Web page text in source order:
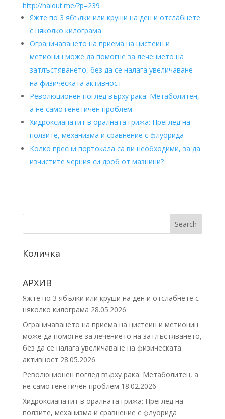
http://haidut.me/?p=239
Яжте по 3 ябълки или круши на ден и отслабнете
с няколко килограма
Ограничаването на приема на цистеин и
метионин може да помогне за лечението на
затлъстяването, без да се налага увеличаване
на физическата активност
Революционен поглед върху рака: Метаболитен,
а не само генетичен проблем
Хидроксиапатит в оралната грижа: Преглед на
ползите, механизма и сравнение с флуорида
Колко пресни портокала са ви необходими, за да
изчистите черния си дроб от мазнини?
Search
Количка
АРХИВ
Яжте по 3 ябълки или круши на ден и отслабнете с
няколко килограма 28.05.2026
Ограничаването на приема на цистеин и метионин
може да помогне за лечението на затлъстяването,
без да се налага увеличаване на физическата
активност 28.05.2026
Революционен поглед върху рака: Метаболитен, а
не само генетичен проблем 18.02.2026
Хидроксиапатит в оралната грижа: Преглед на
ползите, механизма и сравнение с флуорида